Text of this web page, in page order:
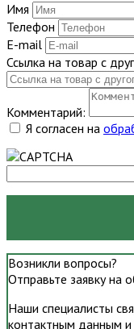
Имя
Телефон
E-mail
Ссылка на товар с
Комментарий:
Я согласен на
Возникли вопросы?
Отправьте заявку на
Наши специалисты
контактным данным